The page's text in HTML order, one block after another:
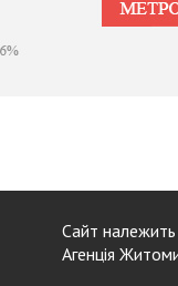
Сайт
Агенція